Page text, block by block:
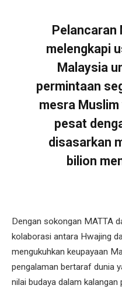
Pelancaran
melengkapi
Malaysia
permintaan
mesra
pesat
disasarkan
bilion
Dengan sokongan MATTA
kolaborasi antara Hwajing
mengukuhkan keupayaan
pengalaman bertaraf dunia
nilai budaya dalam